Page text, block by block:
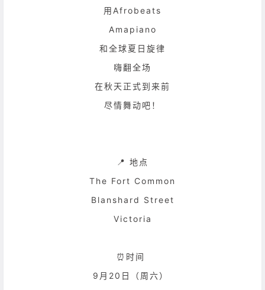
用Afrobeats
Amapiano
和全球夏日旋律
嗨翻全场
在秋天正式到来前
尽情舞动吧！
📍 地点
The Fort Common
Blanshard Street
Victoria
⏰时间
9月20日（周六）